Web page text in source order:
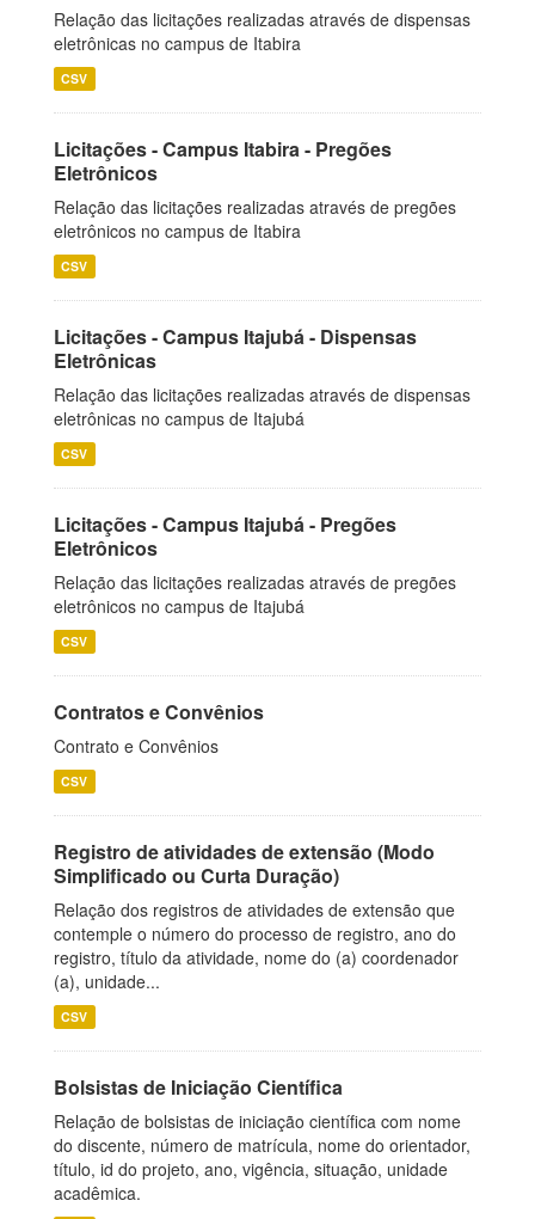
Relação das licitações realizadas através de dispensas
eletrônicas no campus de Itabira
CSV
Licitações - Campus Itabira - Pregões
Eletrônicos
Relação das licitações realizadas através de pregões
eletrônicos no campus de Itabira
CSV
Licitações - Campus Itajubá - Dispensas
Eletrônicas
Relação das licitações realizadas através de dispensas
eletrônicas no campus de Itajubá
CSV
Licitações - Campus Itajubá - Pregões
Eletrônicos
Relação das licitações realizadas através de pregões
eletrônicos no campus de Itajubá
CSV
Contratos e Convênios
Contrato e Convênios
CSV
Registro de atividades de extensão (Modo
Simplificado ou Curta Duração)
Relação dos registros de atividades de extensão que
contemple o número do processo de registro, ano do
registro, título da atividade, nome do (a) coordenador
(a), unidade...
CSV
Bolsistas de Iniciação Científica
Relação de bolsistas de iniciação científica com nome
do discente, número de matrícula, nome do orientador,
título, id do projeto, ano, vigência, situação, unidade
acadêmica.